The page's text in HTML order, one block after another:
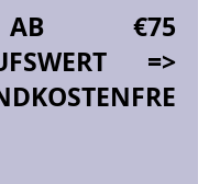
€75
=>